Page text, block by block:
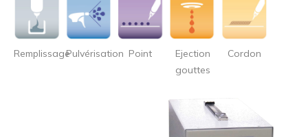
RemplissagePulvérisation Point
Ejection
gouttes
Cordon